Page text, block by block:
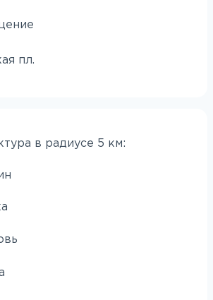
пл.
в радиусе 5 км: